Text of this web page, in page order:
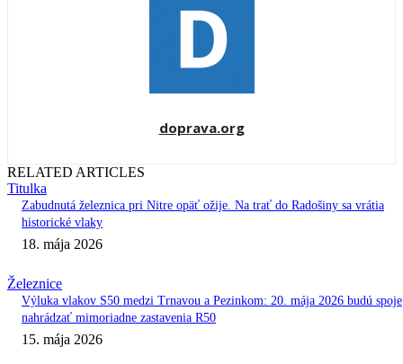
doprava.org
RELATED ARTICLES
Titulka
Zabudnutá železnica pri Nitre opäť ožije. Na trať do Radošiny sa vrátia
historické vlaky
18. mája 2026
Železnice
Výluka vlakov S50 medzi Trnavou a Pezinkom: 20. mája 2026 budú spoje
nahrádzať mimoriadne zastavenia R50
15. mája 2026